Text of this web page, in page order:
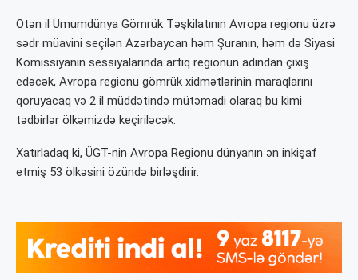
Ötən il Ümumdünya Gömrük Təşkilatının Avropa regionu üzrə
sədr müavini seçilən Azərbaycan həm Şuranın, həm də Siyasi
Komissiyanın sessiyalarında artıq regionun adından çıxış
edəcək, Avropa regionu gömrük xidmətlərinin maraqlarını
qoruyacaq və 2 il müddətində mütəmadi olaraq bu kimi
tədbirlər ölkəmizdə keçiriləcək.
Xatırladaq ki, ÜGT-nin Avropa Regionu dünyanın ən inkişaf
etmiş 53 ölkəsini özündə birləşdirir.